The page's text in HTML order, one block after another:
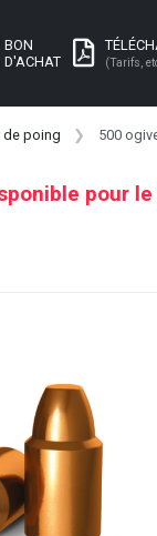
BON
D'ACHAT
(Tarifs,
de poing 500
pour